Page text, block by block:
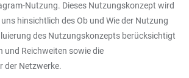
Nutzung. Dieses Nutzungskonzept wird
hinsichtlich des Ob und Wie der Nutzung
des Nutzungskonzepts berücksichtigt
und Reichweiten sowie die
der Netzwerke.